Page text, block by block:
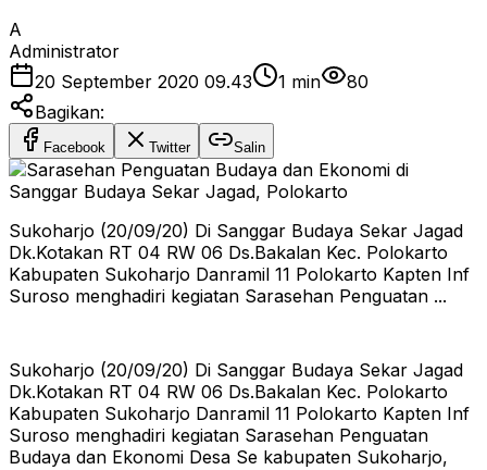
A
Administrator
20 September 2020 09.43
1 min
80
Bagikan:
Facebook Twitter Salin
Sukoharjo (20/09/20) Di Sanggar Budaya Sekar Jagad
Dk.Kotakan RT 04 RW 06 Ds.Bakalan Kec. Polokarto
Kabupaten Sukoharjo Danramil 11 Polokarto Kapten Inf
Suroso menghadiri kegiatan Sarasehan Penguatan ...
Sukoharjo (20/09/20) Di Sanggar Budaya Sekar Jagad
Dk.Kotakan RT 04 RW 06 Ds.Bakalan Kec. Polokarto
Kabupaten Sukoharjo Danramil 11 Polokarto Kapten Inf
Suroso menghadiri kegiatan Sarasehan Penguatan
Budaya dan Ekonomi Desa Se kabupaten Sukoharjo,